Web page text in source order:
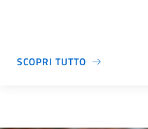
SCOPRI TUTTO